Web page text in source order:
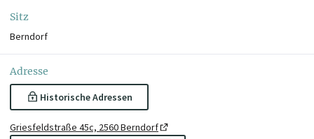
Sitz
Berndorf
Adresse
Historische Adressen
Griesfeldstraße 45c, 2560 Berndorf